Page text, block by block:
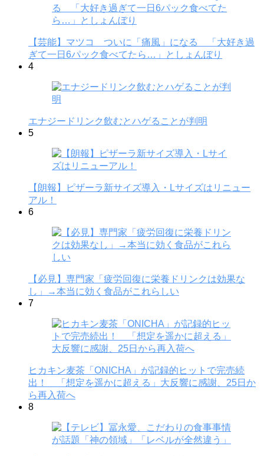
【芸能】マツコ ついに「痛風」になる 「大好き過
ぎて一日6パック食べてたら…」としょんぼり
4
エナジードリンク飲むとハゲることが判明
5
【朗報】ピザーラ新サイズ導入・Lサイズはリニュー
アル！
6
【必見】専門家「疲労回復に栄養ドリンクは効果な
し」→本当に効く食品がこれらしい
7
ヒカキン麦茶「ONICHA」が記録的ヒットで完売続
出！ 「想定を遥かに超える」大反響に感謝、25日か
ら再入荷へ
8